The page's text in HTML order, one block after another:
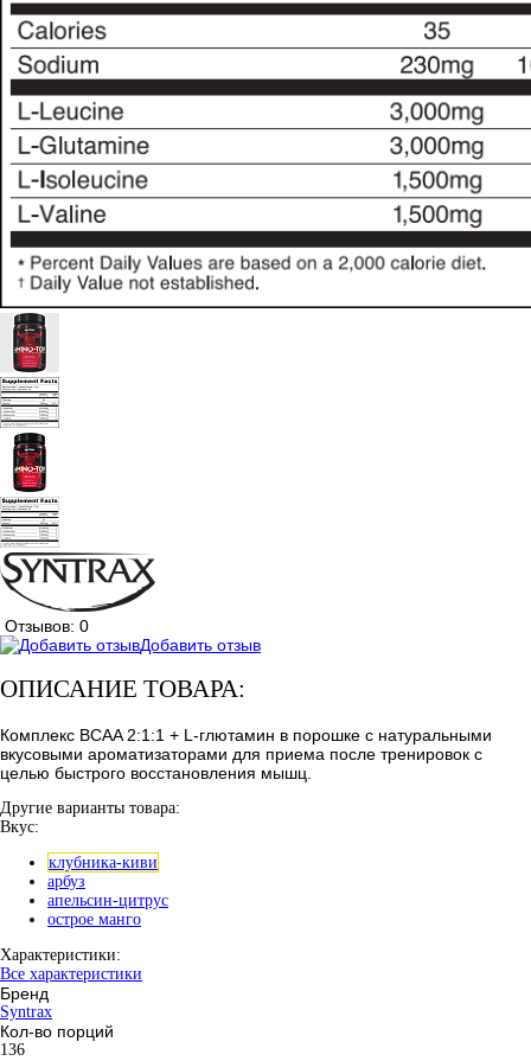
Отзывов: 0
Добавить отзыв
ОПИСАНИЕ ТОВАРА:
Комплекс BCAA 2:1:1 + L-глютамин в порошке с натуральными
вкусовыми ароматизаторами для приема после тренировок с
целью быстрого восстановления мышц.
Другие варианты товара:
Вкус:
клубника-киви
арбуз
апельсин-цитрус
острое манго
Характеристики:
Все характеристики
Бренд
Syntrax
Кол-во порций
136